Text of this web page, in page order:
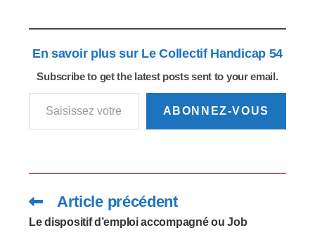
soins... Jacques
des droits, publie son
incite à une politique
volontariste. Jamais
deux sans trois... Pour
En savoir plus sur Le Collectif Handicap 54
Subscribe to get the latest posts sent to your email.
Saisissez votre adresse e-mail…
ABONNEZ-VOUS
Read
more
articles
Article précédent
Le dispositif d’emploi accompagné ou Job